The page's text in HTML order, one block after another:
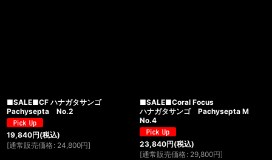
■SALE■CF ハナガタサンゴ
Pachysepta No.2
19,840円(税込)
[通常販売価格 : 24,800円]
■SALE■Coral Focus
ハナガタサンゴ Pachysepta M
No.4
23,840円(税込)
[通常販売価格 : 29,800円]